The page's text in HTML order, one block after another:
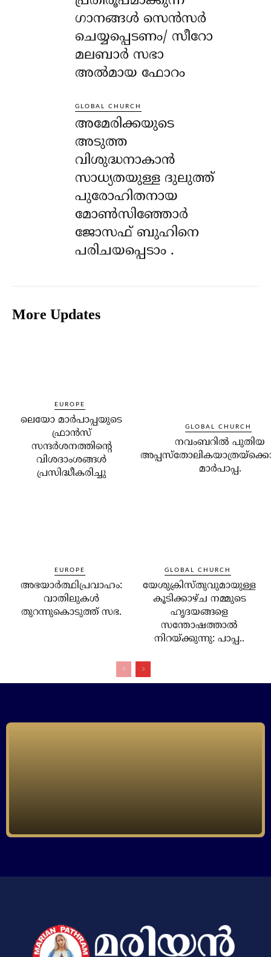
ഗാനങ്ങൾ സെൻസർ
ചെയ്യപ്പെടണം/ സീറോ
മലബാർ സഭാ
അൽമായ ഫോറം
GLOBAL CHURCH
അമേരിക്കയുടെ
അടുത്ത
വിശുദ്ധനാകാൻ
സാധ്യതയുള്ള ദുലുത്ത്
പുരോഹിതനായ
മോൺസിഞ്ഞോർ
ജോസഫ് ബുഹിനെ
പരിചയപ്പെടാം .
More Updates
EUROPE
ലെയോ മാര്‍പാപ്പയുടെ
ഫ്രാന്‍സ്
സന്ദര്‍ശനത്തിന്റെ
വിശദാംശങ്ങള്‍
പ്രസിദ്ധീകരിച്ചു
GLOBAL CHURCH
നവംബറില്‍ പുതിയ
മാര്‍പാപ്പ.
EUROPE
അഭയാര്‍ത്ഥിപ്രവാഹം:
വാതിലുകള്‍
തുറന്നുകൊടുത്ത് സഭ.
GLOBAL CHURCH
യേശുക്രിസ്തുവുമായുള്ള
കൂടിക്കാഴ്ച നമ്മുടെ
ഹൃദയങ്ങളെ
സന്തോഷത്താല്‍
നിറയ്ക്കുന്നു: പാപ്പ..